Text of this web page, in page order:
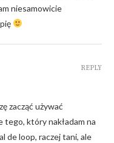
niesamowicie
zacząć używać
tego, który nakładam na
de loop, raczej tani, ale
REPLY